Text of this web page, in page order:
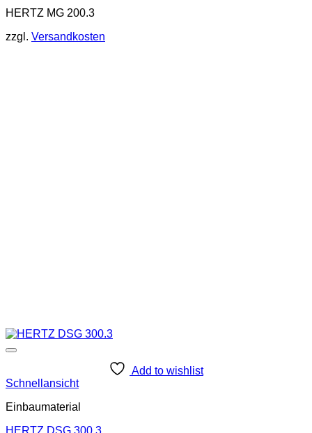
HERTZ MG 200.3
zzgl. Versandkosten
Add to wishlist
Schnellansicht
Einbaumaterial
HERTZ DSG 300.3